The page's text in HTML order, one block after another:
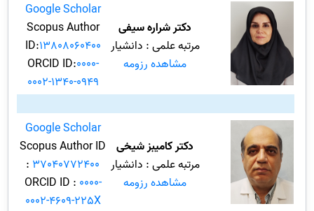
دکتر شراره سیفی
مرتبه علمی : دانشیار
مشاهده رزومه
Google Scholar
Scopus Author
ID:13808060400
ORCID ID:0000-
0002-1340-0949
دکتر کامیبز شیخی
مرتبه علمی : دانشیار
مشاهده رزومه
Google Scholar
Scopus Author ID
: 37040772400
ORCID ID : 0000-
0002-4609-225X